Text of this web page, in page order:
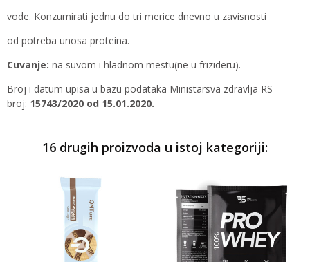
vode. Konzumirati jednu do tri merice dnevno u zavisnosti
od potreba unosa proteina.
Cuvanje: na suvom i hladnom mestu(ne u frizideru).
Broj i datum upisa u bazu podataka Ministarsva zdravlja RS
broj: 15743/2020 od 15.01.2020.
16 drugih proizvoda u istoj kategoriji: